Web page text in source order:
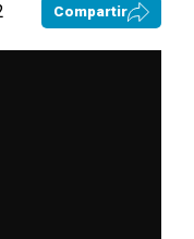
Compartir